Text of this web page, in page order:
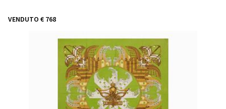
VENDUTO € 768